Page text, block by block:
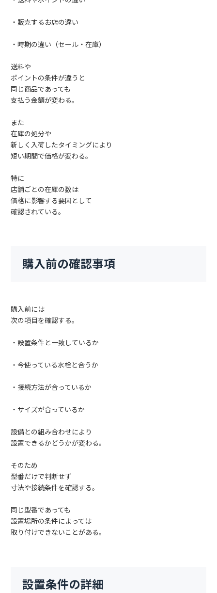
・販売するお店の違い
・時期の違い（セール・在庫）
送料や
ポイントの条件が違うと
同じ商品であっても
支払う金額が変わる。
また
在庫の処分や
新しく入荷したタイミングにより
短い期間で価格が変わる。
特に
店舗ごとの在庫の数は
価格に影響する要因として
確認されている。
購入前の確認事項
購入前には
次の項目を確認する。
・設置条件と一致しているか
・今使っている水栓と合うか
・接続方法が合っているか
・サイズが合っているか
設備との組み合わせにより
設置できるかどうかが変わる。
そのため
型番だけで判断せず
寸法や接続条件を確認する。
同じ型番であっても
設置場所の条件によっては
取り付けできないことがある。
設置条件の詳細